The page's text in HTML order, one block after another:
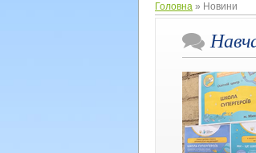
Головна » Новини